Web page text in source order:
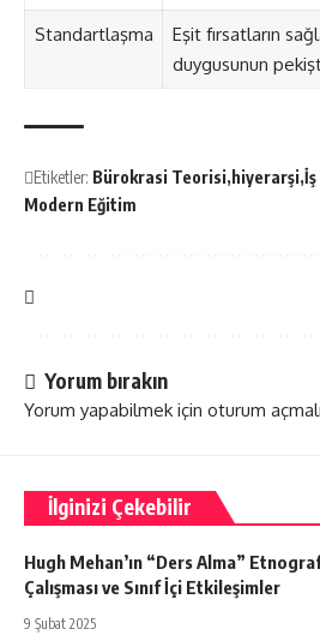
Standartlaşma
Eşit fırsatların
duygusunun
Etiketler: Bürokrasi Teorisi hiyerarşi
Modern Eğitim
Yorum bırakın
Yorum yapabilmek için oturum
İlginizi Çekebilir
Hugh Mehan’ın “Ders Alma”
Çalışması ve Sınıf İçi Etkileşimler
9 Şubat 2025